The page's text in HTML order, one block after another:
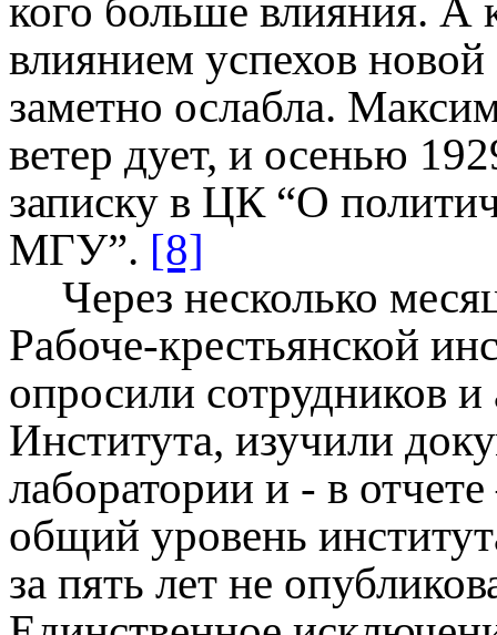
кого больше влияния. А
влиянием успехов
заметно ослабла.
ветер дует, и осенью
записку в ЦК “О
МГУ”. [8]
Через несколько
Рабоче-крестьянской
опросили сотрудников
Института, изучили
лаборатории и - в
общий уровень
за пять лет не